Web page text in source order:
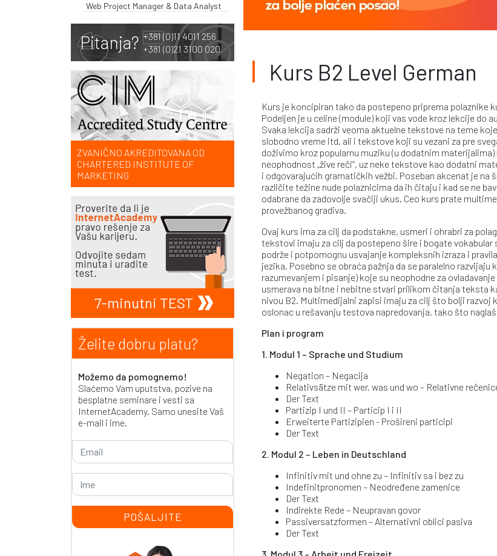
Web Project Manager & Data Analyst
Pitanja? +381 (0)11 4011 256
+381 (0)21 3100 020
ZVANIČNO AKREDITOVANA OD
CHARTERED INSTITUTE OF
MARKETING
7-minutni TEST
Želite dobru platu?
Možemo da pomognemo!
Slaćemo Vam uputstva, pozive na
besplatne seminare i vesti sa
InternetAcademy. Samo unesite Vaš
e-mail i ime.
Kurs B2 Level German
Kurs je koncipiran tako da postepeno priprema
Podeljen je u celine (module) koji vas vode kroz lekcije
Svaka lekcija sadrži veoma aktuelne tekstove na teme
slobodno vreme itd. ali i tekstove koji su vezani za pre
doživimo kroz popularnu muziku (u dodatnim
neophodnost „žive reči“, uz neke tekstove kao dodatni
i odgovarajućih gramatičkih vežbi. Poseban akcenat je
različite težine nude polaznicima da ih čitaju i kad se ne
odabrane da zadovolje svačiji ukus. Ceo kurs prate
provežbanog gradiva.
Ovaj kurs ima za cilj da podstakne, usmeri i ohrabri za
tekstovi imaju za cilj da postepeno šire i bogate
podrže i potpomognu usvajanje kompleksnih izraza i
jezika. Posebno se obraća pažnja da se paralelno
razumevanjem i pisanje) koje su neophodne za
usmerava na bitne i nebitne stvari prilikom čitanja teksta
nivou B2. Multimedijalni zapisi imaju za cilj što bolji
oslonac u rešavanju testova napredovanja, tako što
Plan i program
1. Modul 1 – Sprache und Studium
Negation – Negacija
Relativsätze mit wer, was und wo – Relativne
Der Text
Partizip I und II – Particip I i II
Erweiterte Partizipien - Prošireni participi
Der Text
2. Modul 2 – Leben in Deutschland
Infinitiv mit und ohne zu – Infinitiv sa i bez zu
Indefinitpronomen – Neodređene zamenice
Der Text
Indirekte Rede – Neupravan govor
Passiversatzformen – Alternativni oblici pasiva
Der Text